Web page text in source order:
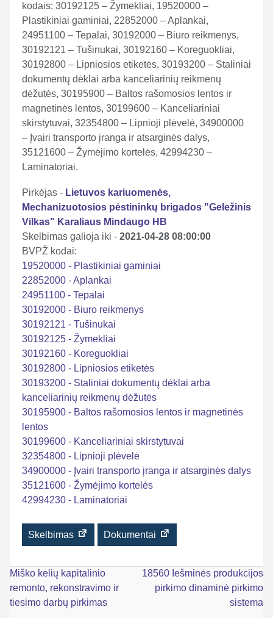
kodais: 30192125 – Žymekliai, 19520000 –
Plastikiniai gaminiai, 22852000 – Aplankai,
24951100 – Tepalai, 30192000 – Biuro reikmenys,
30192121 – Tušinukai, 30192160 – Koreguokliai,
30192800 – Lipniosios etiketės, 30193200 – Staliniai
dokumentų dėklai arba kanceliarinių reikmenų
dėžutės, 30195900 – Baltos rašomosios lentos ir
magnetinės lentos, 30199600 – Kanceliariniai
skirstytuvai, 32354800 – Lipnioji plėvelė, 34900000
– Įvairi transporto įranga ir atsarginės dalys,
35121600 – Žymėjimo kortelės, 42994230 –
Laminatoriai.
Pirkėjas - Lietuvos kariuomenės,
Mechanizuotosios pėstininkų brigados "Geležinis
Vilkas" Karaliaus Mindaugo HB
Skelbimas galioja iki - 2021-04-28 08:00:00
BVPŽ kodai:
19520000 - Plastikiniai gaminiai
22852000 - Aplankai
24951100 - Tepalai
30192000 - Biuro reikmenys
30192121 - Tušinukai
30192125 - Žymekliai
30192160 - Koreguokliai
30192800 - Lipniosios etiketės
30193200 - Staliniai dokumentų dėklai arba
kanceliarinių reikmenų dėžutės
30195900 - Baltos rašomosios lentos ir magnetinės
lentos
30199600 - Kanceliariniai skirstytuvai
32354800 - Lipnioji plėvelė
34900000 - Įvairi transporto įranga ir atsarginės dalys
35121600 - Žymėjimo kortelės
42994230 - Laminatoriai
Skelbimas Dokumentai
Navigacija
tarp
Miško kelių kapitalinio
remonto, rekonstravimo ir
tiesimo darbų pirkimas
18560 Iešminės produkcijos
pirkimo dinaminė pirkimo
sistema